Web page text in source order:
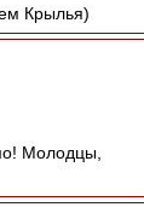
Крылья)
Молодцы,